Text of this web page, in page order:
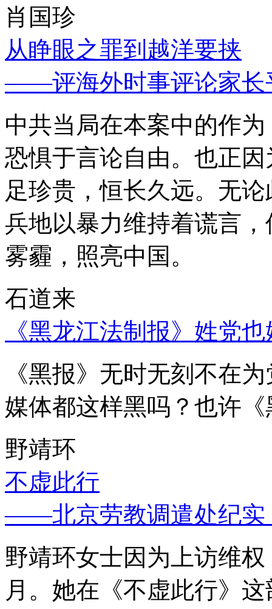
肖国珍
从睁眼之罪到越洋要挟
——评海外时事评论家长
中共当局在本案中的作
恐惧于言论自由。也正
足珍贵，恒长久远。无
兵地以暴力维持着谎言
雾霾，照亮中国。
石道来
《黑龙江法制报》姓党
《黑报》无时无刻不在
媒体都这样黑吗？也许
野靖环
不虚此行
——北京劳教调遣处纪实
野靖环女士因为上访维
月。她在《不虚此行》